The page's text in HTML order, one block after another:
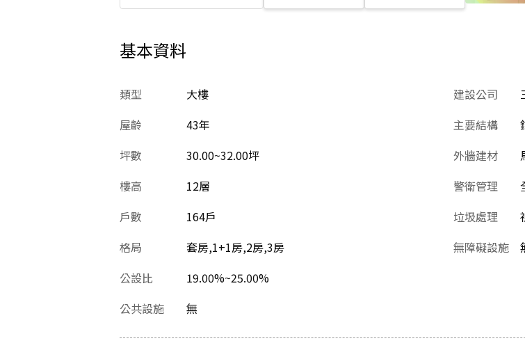
基本資料
類型
大樓
屋齡
43年
坪數
30.00~32.00坪
樓高
12層
戶數
164戶
格局
套房,1+1房,2房,3房
公設比
19.00%~25.00%
建設公司
主要結構
外牆建材
警衛管理
垃圾處理
無障礙設施
公共設施 無